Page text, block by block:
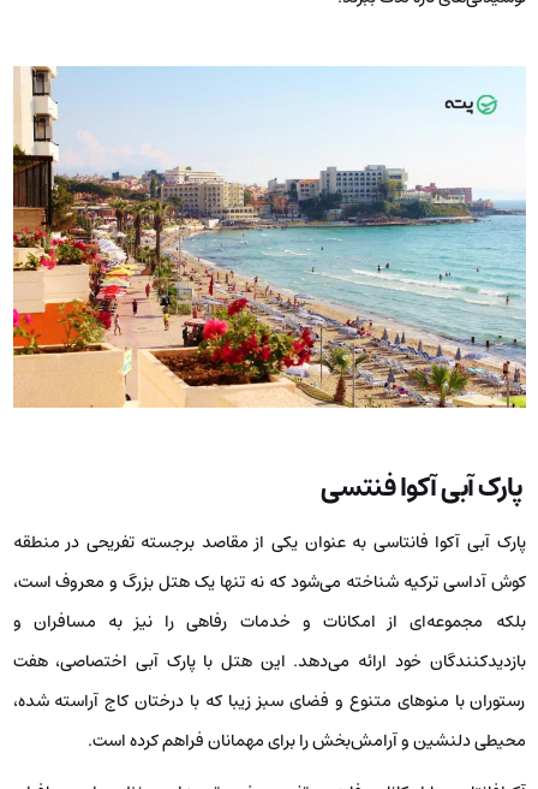
پارک آبی آکوا فنتسی
پارک آبی آکوا فانتاسی به عنوان یکی از مقاصد برجسته تفریحی در منطقه
کوش آداسی ترکیه شناخته می‌شود که نه تنها یک هتل بزرگ و معروف است،
بلکه مجموعه‌ای از امکانات و خدمات رفاهی را نیز به مسافران و
بازدیدکنندگان خود ارائه می‌دهد. این هتل با پارک آبی اختصاصی، هفت
رستوران با منوهای متنوع و فضای سبز زیبا که با درختان کاج آراسته شده،
محیطی دلنشین و آرامش‌بخش را برای مهمانان فراهم کرده است.